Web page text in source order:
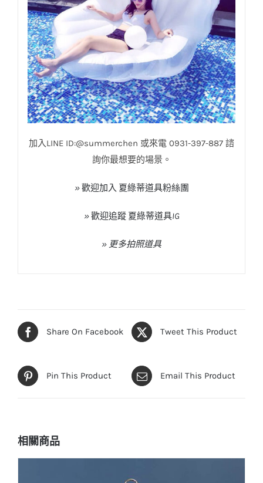
加入LINE ID:@summerchen 或來電 0931-397-887 諮
詢你最想要的場景。
»歡迎加入 夏綠蒂道具粉絲團
»歡迎追蹤 夏綠蒂道具IG
» 更多拍照道具
Share On Facebook Tweet This Product
Pin This Product Email This Product
相關商品